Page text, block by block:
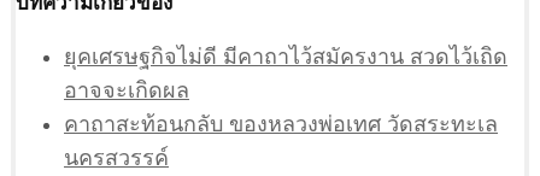
ยุคเศรษฐกิจไม่ดี มีคาถาไว้สมัครงาน สวดไว้เถิด
อาจจะเกิดผล
คาถาสะท้อนกลับ ของหลวงพ่อเทศ วัดสระทะเล
นครสวรรค์